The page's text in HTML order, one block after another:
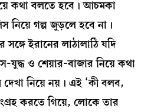
কথা বলতে হবে। আচমকা
নিয়ে গল্প জুড়লে হবে না।
ইরানের লাঠালাঠি যদি
ও শেয়ার-বাজার নিয়ে কথা
নিয়ে নয়। এই ‘কী বলব,
করতে গিয়ে, লোকে তার